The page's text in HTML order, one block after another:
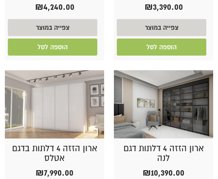
₪3,390.00
צפייה במוצר
הוספה לסל
₪4,240.00
צפייה במוצר
הוספה לסל
ארון הזזה 4 דלתות דגם
לנה
₪10,390.00
ארון הזזה 4 דלתות בדגם
אטלס
₪7,990.00